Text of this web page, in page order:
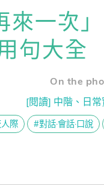
森林 6 週陪讀計畫】
uncomfortable. 各種不
一次
句大全
On the
[閱讀] 中階、日
際 #對話·會話·口說